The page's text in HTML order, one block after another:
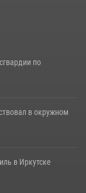
по
в окружном
в Иркутске